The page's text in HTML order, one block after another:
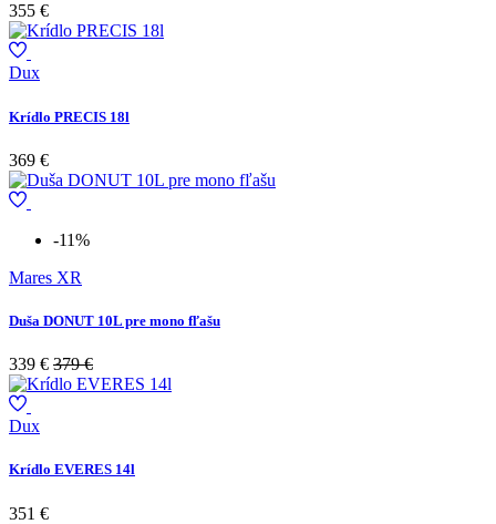
355 €
Dux
Krídlo PRECIS 18l
369 €
-11%
Mares XR
Duša DONUT 10L pre mono fľašu
339 € 379 €
Dux
Krídlo EVERES 14l
351 €